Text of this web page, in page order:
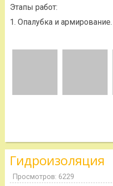
Этапы работ:
1. Опалубка и армирование.
Гидроизоляция
Просмотров: 6229